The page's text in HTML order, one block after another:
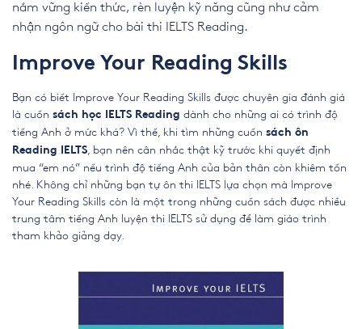
nắm vững kiến thức, rèn luyện kỹ năng cũng như cảm
nhận ngôn ngữ cho bài thi IELTS Reading.
Improve Your Reading Skills
Bạn có biết Improve Your Reading Skills được chuyên gia đánh giá
là cuốn sách học IELTS Reading dành cho những ai có trình độ
tiếng Anh ở mức khá? Vì thế, khi tìm những cuốn sách ôn
Reading IELTS , bạn nên cân nhắc thật kỹ trước khi quyết định
mua “em nó” nếu trình độ tiếng Anh của bản thân còn khiêm tốn
nhé. Không chỉ những bạn tự ôn thi IELTS lựa chọn mà Improve
Your Reading Skills còn là một trong những cuốn sách được nhiều
trung tâm tiếng Anh luyện thi IELTS sử dụng để làm giáo trình
tham khảo giảng dạy.